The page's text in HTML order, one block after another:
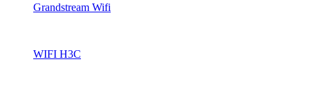
Grandstream Wifi
WIFI H3C